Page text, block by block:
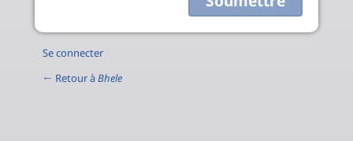
Se connecter
← Retour àBhele